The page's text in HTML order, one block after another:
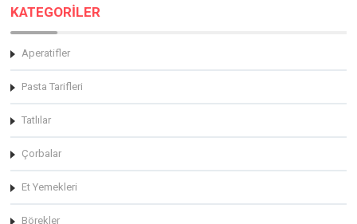
KATEGORİLER
Aperatifler
Pasta Tarifleri
Tatlılar
Çorbalar
Et Yemekleri
Börekler